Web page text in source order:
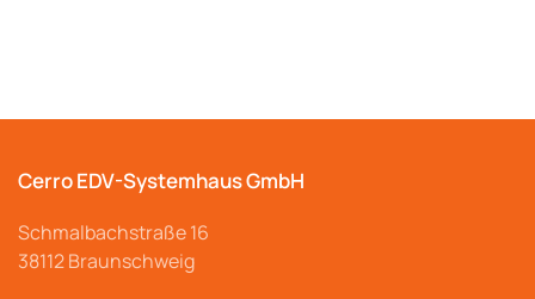
Cerro EDV-Systemhaus GmbH
Schmalbachstraße16
38112 Braunschweig